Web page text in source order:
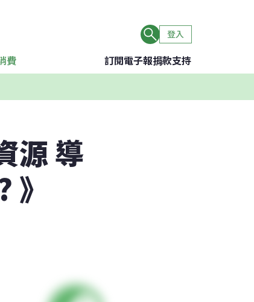
登入
費 訂閱電子報捐款支持
源 導